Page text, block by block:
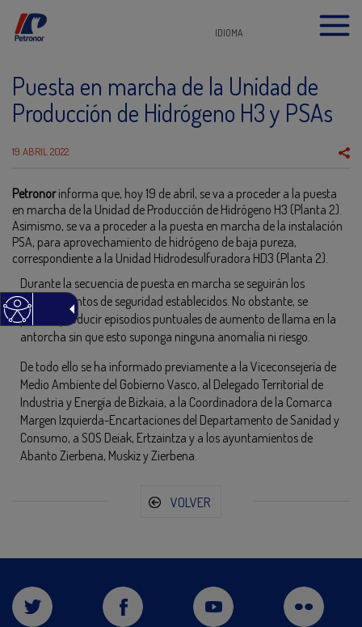
IDIOMA
Puesta en marcha de la Unidad de
Producción de Hidrógeno H3 y PSAs
19 ABRIL 2022
Petronorinforma que, hoy 19 de abril, se va a proceder a la puesta
en marcha de la Unidad de Producción de Hidrógeno H3 (Planta 2).
Asimismo, se va a proceder a la puesta en marcha de la instalación
PSA, para aprovechamiento de hidrógeno de baja pureza,
correspondiente a la Unidad Hidrodesulfuradora HD3 (Planta 2).
Durante la secuencia de puesta en marcha se seguirán los
procedimientos de seguridad establecidos. No obstante, se
pueden producir episodios puntuales de aumento de llama en la
antorcha sin que esto suponga ninguna anomalía ni riesgo.
De todo ello se ha informado previamente a la Viceconsejería de
Medio Ambiente del Gobierno Vasco, al Delegado Territorial de
Industria y Energía de Bizkaia, a la Coordinadora de la Comarca
Margen Izquierda-Encartaciones del Departamento de Sanidad y
Consumo, a SOS Deiak, Ertzaintza y a los ayuntamientos de
Abanto Zierbena, Muskiz y Zierbena.
VOLVER